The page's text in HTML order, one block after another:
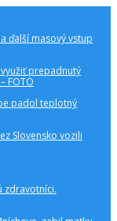
ďalší masový vstup
prepadnutý
FOTO
padol teplotný
Slovensko vozili
zdravotníci.